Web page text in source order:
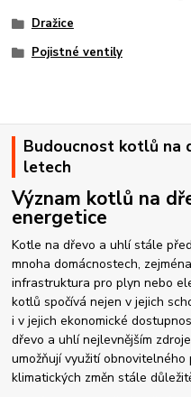
Dražice
Pojistné ventily
Budoucnost kotlů na
letech
Význam kotlů na
energetice
Kotle na dřevo a uhlí stále
mnoha domácnostech,
infrastruktura pro plyn nebo
kotlů spočívá nejen v jejich
i v jejich ekonomické
dřevo a uhlí nejlevnějším
umožňují využití
klimatických změn stále